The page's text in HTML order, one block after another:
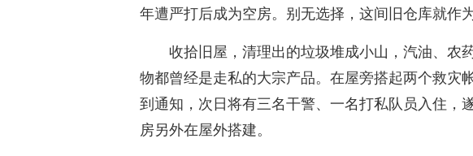
年遭严打后成为空房。别无选择，这间旧仓库就作
收拾旧屋，清理出的垃圾堆成小山，汽油、农
物都曾经是走私的大宗产品。在屋旁搭起两个救灾
到通知，次日将有三名干警、一名打私队员入住，
房另外在屋外搭建。